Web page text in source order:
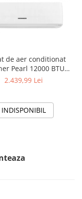
de aer conditionat
Pearl 12000 BTU
Clasa A+++/A+++, AI
alb
2.439,99 Lei
INDISPONIBIL